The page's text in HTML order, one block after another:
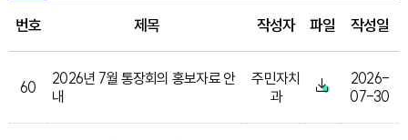
번호 제목 작성자 파일 작성일
60
2026년 7월 통장회의 홍보자료 안
내
주민자치
과
2026-
07-30